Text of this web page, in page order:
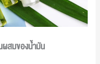
ผสมของน้ำมัน